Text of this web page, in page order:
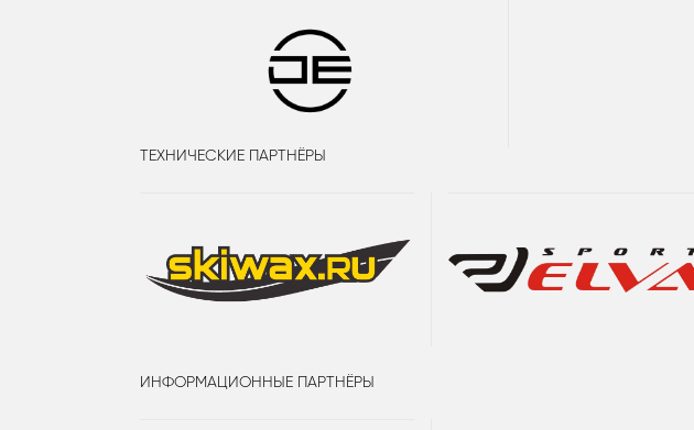
ТЕХНИЧЕСКИЕ ПАРТНЁРЫ
ИНФОРМАЦИОННЫЕ ПАРТНЁРЫ